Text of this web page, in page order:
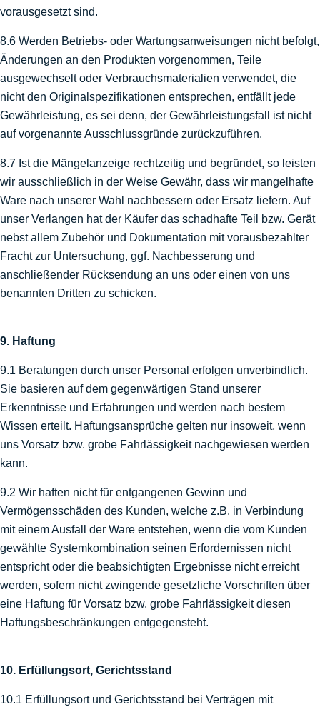
vorausgesetzt sind.
8.6 Werden Betriebs- oder Wartungsanweisungen nicht befolgt,
Änderungen an den Produkten vorgenommen, Teile
ausgewechselt oder Verbrauchsmaterialien verwendet, die
nicht den Originalspezifikationen entsprechen, entfällt jede
Gewährleistung, es sei denn, der Gewährleistungsfall ist nicht
auf vorgenannte Ausschlussgründe zurückzuführen.
8.7 Ist die Mängelanzeige rechtzeitig und begründet, so leisten
wir ausschließlich in der Weise Gewähr, dass wir mangelhafte
Ware nach unserer Wahl nachbessern oder Ersatz liefern. Auf
unser Verlangen hat der Käufer das schadhafte Teil bzw. Gerät
nebst allem Zubehör und Dokumentation mit vorausbezahlter
Fracht zur Untersuchung, ggf. Nachbesserung und
anschließender Rücksendung an uns oder einen von uns
benannten Dritten zu schicken.
9. Haftung
9.1 Beratungen durch unser Personal erfolgen unverbindlich.
Sie basieren auf dem gegenwärtigen Stand unserer
Erkenntnisse und Erfahrungen und werden nach bestem
Wissen erteilt. Haftungsansprüche gelten nur insoweit, wenn
uns Vorsatz bzw. grobe Fahrlässigkeit nachgewiesen werden
kann.
9.2 Wir haften nicht für entgangenen Gewinn und
Vermögensschäden des Kunden, welche z.B. in Verbindung
mit einem Ausfall der Ware entstehen, wenn die vom Kunden
gewählte Systemkombination seinen Erfordernissen nicht
entspricht oder die beabsichtigten Ergebnisse nicht erreicht
werden, sofern nicht zwingende gesetzliche Vorschriften über
eine Haftung für Vorsatz bzw. grobe Fahrlässigkeit diesen
Haftungsbeschränkungen entgegensteht.
10. Erfüllungsort, Gerichtsstand
10.1 Erfüllungsort und Gerichtsstand bei Verträgen mit